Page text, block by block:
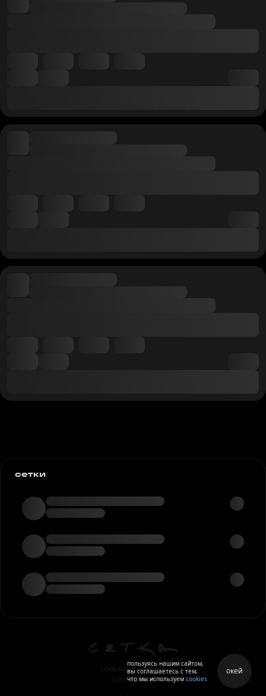
сетки
пользовательское
соглашение
пользуясь нашим сайтом,
вы соглашаетесь с тем,
что мы используем cookies
окей